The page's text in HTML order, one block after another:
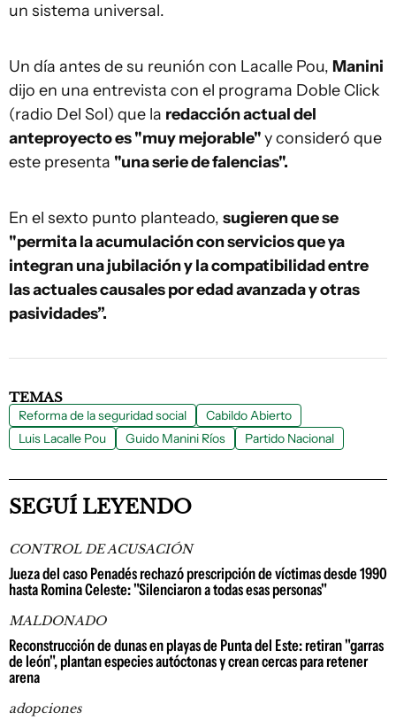
un sistema universal.
Un día antes de su reunión con Lacalle Pou, Manini
dijo en una entrevista con el programa Doble Click
(radio Del Sol) que la redacción actual del
anteproyecto es "muy mejorable"y consideró que
este presenta "una serie de falencias".
En el sexto punto planteado, sugieren que se
"permita la acumulación con servicios que ya
integran una jubilación y la compatibilidad entre
las actuales causales por edad avanzada y otras
pasividades”.
TEMAS
Reforma de la seguridad social
Cabildo Abierto
Luis Lacalle Pou
Guido Manini Ríos Partido Nacional
SEGUÍ LEYENDO
CONTROL DE ACUSACIÓN
Jueza del caso Penadés rechazó prescripción de víctimas desde 1990
hasta Romina Celeste: "Silenciaron a todas esas personas"
MALDONADO
Reconstrucción de dunas en playas de Punta del Este: retiran "garras
de león", plantan especies autóctonas y crean cercas para retener
arena
adopciones